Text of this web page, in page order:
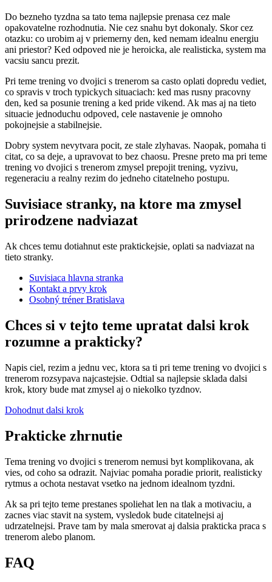
Do bezneho tyzdna sa tato tema najlepsie prenasa cez male
opakovatelne rozhodnutia. Nie cez snahu byt dokonaly. Skor cez
otazku: co urobim aj v priemerny den, ked nemam idealnu energiu
ani priestor? Ked odpoved nie je heroicka, ale realisticka, system ma
vacsiu sancu prezit.
Pri teme trening vo dvojici s trenerom sa casto oplati dopredu vediet,
co spravis v troch typickych situaciach: ked mas rusny pracovny
den, ked sa posunie trening a ked pride vikend. Ak mas aj na tieto
situacie jednoduchu odpoved, cele nastavenie je omnoho
pokojnejsie a stabilnejsie.
Dobry system nevytvara pocit, ze stale zlyhavas. Naopak, pomaha ti
citat, co sa deje, a upravovat to bez chaosu. Presne preto ma pri teme
trening vo dvojici s trenerom zmysel prepojit trening, vyzivu,
regeneraciu a realny rezim do jedneho citatelneho postupu.
Suvisiace stranky, na ktore ma zmysel
prirodzene nadviazat
Ak chces temu dotiahnut este praktickejsie, oplati sa nadviazat na
tieto stranky.
Suvisiaca hlavna stranka
Kontakt a prvy krok
Osobný tréner Bratislava
Chces si v tejto teme upratat dalsi krok
rozumne a prakticky?
Napis ciel, rezim a jednu vec, ktora sa ti pri teme trening vo dvojici s
trenerom rozsypava najcastejsie. Odtial sa najlepsie sklada dalsi
krok, ktory bude mat zmysel aj o niekolko tyzdnov.
Dohodnut dalsi krok
Prakticke zhrnutie
Tema trening vo dvojici s trenerom nemusi byt komplikovana, ak
vies, od coho sa odrazit. Najviac pomaha poradie priorit, realisticky
rytmus a ochota nestavat vsetko na jednom idealnom tyzdni.
Ak sa pri tejto teme prestanes spoliehat len na tlak a motivaciu, a
zacnes viac stavit na system, vysledok bude citatelnejsi aj
udrzatelnejsi. Prave tam by mala smerovat aj dalsia prakticka praca s
trenerom alebo planom.
FAQ